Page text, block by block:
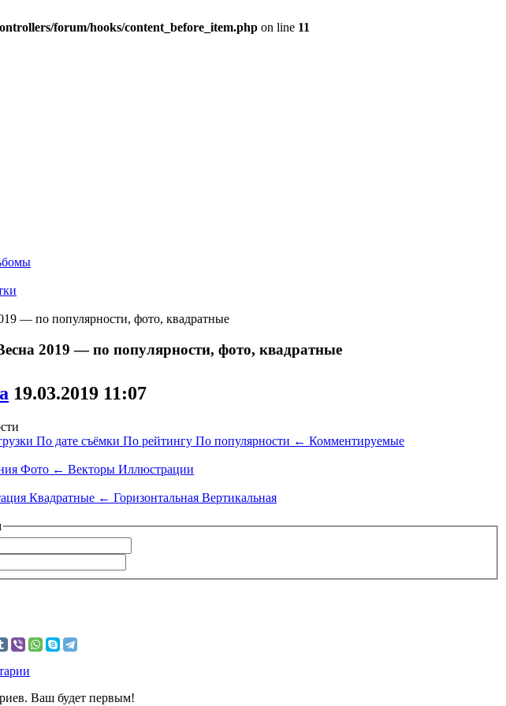
forum/hooks/content_before_item.php on line 11
— по популярности, фото, квадратные
2019 — по популярности, фото, квадратные
19.03.2019 11:07
По дате съёмки По рейтингу По популярности ← Комментируемые
Фото ← Векторы Иллюстрации
Квадратные ← Горизонтальная Вертикальная
Ваш будет первым!